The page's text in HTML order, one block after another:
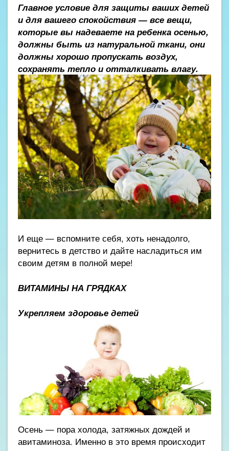
Главное условие для защиты ваших детей
и для вашего спокойствия — все вещи,
которые вы надеваете на ребенка осенью,
должны быть из натуральной ткани, они
должны хорошо пропускать воздух,
сохранять тепло и отталкивать влагу.
И еще — вспомните себя, хоть ненадолго,
вернитесь в детство и дайте насладиться им
своим детям в полной мере!
ВИТАМИНЫ НА ГРЯДКАХ
Укрепляем здоровье детей
Осень — пора холода, затяжных дождей и
авитаминоза. Именно в это время происходит